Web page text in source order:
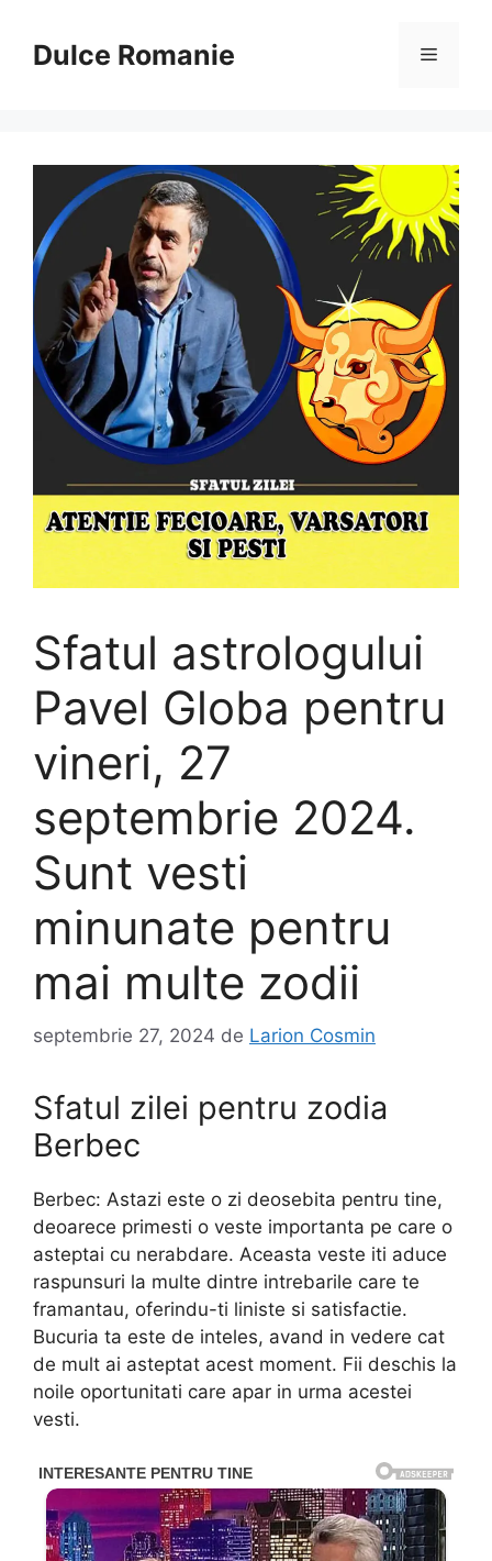
conținutDulce Romanie Meniu
Sfatul astrologului
Pavel Globa pentru
vineri, 27
septembrie 2024.
Sunt vesti
minunate pentru
mai multe zodii
septembrie 27, 2024 de Larion Cosmin
Sfatul zilei pentru zodia
Berbec
Berbec: Astazi este o zi deosebita pentru tine,
deoarece primesti o veste importanta pe care o
asteptai cu nerabdare. Aceasta veste iti aduce
raspunsuri la multe dintre intrebarile care te
framantau, oferindu-ti liniste si satisfactie.
Bucuria ta este de inteles, avand in vedere cat
de mult ai asteptat acest moment. Fii deschis la
noile oportunitati care apar in urma acestei
vesti.